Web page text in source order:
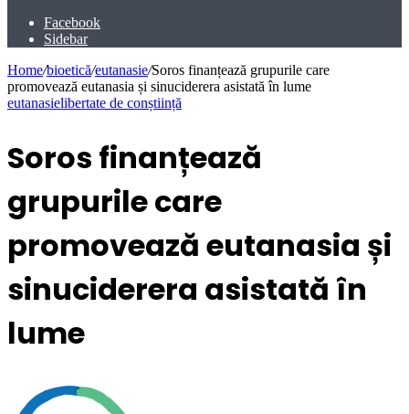
Facebook
Sidebar
Home/bioetică/eutanasie/Soros finanțează grupurile care
promovează eutanasia și sinuciderera asistată în lume
eutanasielibertate de conștiință
Soros finanțează
grupurile care
promovează eutanasia și
sinuciderera asistată în
lume